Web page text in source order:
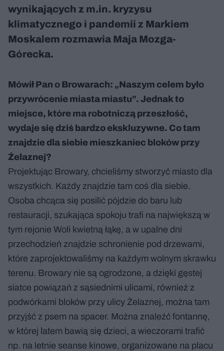
wynikających z m.in. kryzysu
klimatycznego i pandemii z Markiem
Moskalem rozmawia Maja Mozga-
Górecka.
Mówił Pan o Browarach: „Naszym celem było
przywrócenie miasta miastu”. Jednak to
miejsce, które ma robotniczą przeszłość,
wydaje się dziś bardzo ekskluzywne. Co tam
znajdzie dla siebie mieszkaniec bloków przy
Żelaznej?
Projektując Browary, chcieliśmy stworzyć miasto dla
wszystkich. Każdy znajdzie tam coś dla siebie.
Osoba chcąca się posilić pójdzie do baru lub
restauracji, szukająca spokoju trafi na największą w
tym rejonie Woli kwietną łąkę, a w upalne dni
przechodzień znajdzie schronienie pod drzewami,
które zaprojektowaliśmy na każdym wolnym skrawku
terenu. Browary nie są ogrodzone, a dzięki gęstej
siatce powiązań z sąsiednimi ulicami, również z
podwórkami bloków przy ulicy Żelaznej, można tam
przyjść z psem na spacer. Można znaleźć fontannę,
w której latem bawią się dzieci, a wieczorami trafić
np. na letnie seanse kinowe, organizowane na placu